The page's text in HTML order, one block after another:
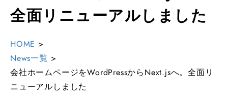
全面リニューアルしました
HOME >
News一覧 >
会社ホームページをWordPressからNext.jsへ。全面リ
ニューアルしました